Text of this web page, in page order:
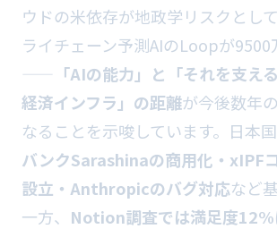
ウドの米依存が地政学リスクとし
ライチェーン予測AIのLoopが9500
—— 「AIの能力」と「それを支え
経済インフラ」の距離が今後数年
なることを示唆しています。日本
バンクSarashinaの商用化・xIPF
設立・Anthropicのバグ対応など
一方、 Notion調査では満足度12%